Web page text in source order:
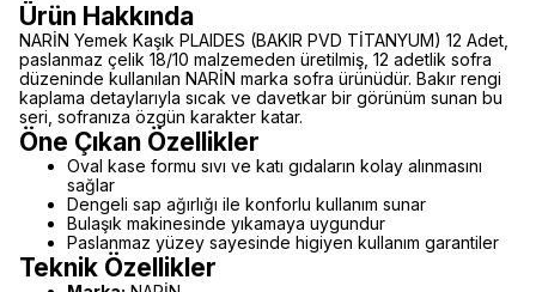
Ürün Hakkında
NARİN Yemek Kaşık PLAIDES (BAKIR PVD TİTANYUM) 12 Adet,
paslanmaz çelik 18/10 malzemeden üretilmiş, 12 adetlik sofra
düzeninde kullanılan NARİN marka sofra ürünüdür. Bakır rengi
kaplama detaylarıyla sıcak ve davetkar bir görünüm sunan bu
seri, sofranıza özgün karakter katar.
Öne Çıkan Özellikler
Oval kase formu sıvı ve katı gıdaların kolay alınmasını
sağlar
Dengeli sap ağırlığı ile konforlu kullanım sunar
Bulaşık makinesinde yıkamaya uygundur
Paslanmaz yüzey sayesinde higiyen kullanım garantiler
Teknik Özellikler